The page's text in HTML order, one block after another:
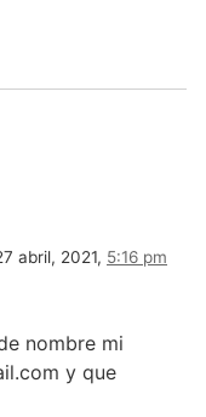
abril, 2021, 5:16 pm
nombre mi
y que